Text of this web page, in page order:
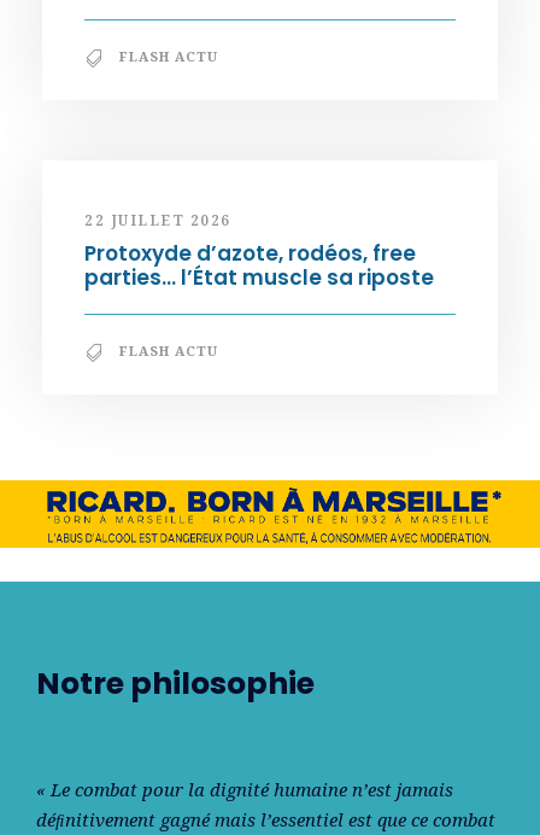
FLASH ACTU
22 JUILLET 2026
Protoxyde d’azote, rodéos, free
parties… l’État muscle sa riposte
FLASH ACTU
Notre philosophie
« Le combat pour la dignité humaine n’est jamais
déﬁnitivement gagné mais l’essentiel est que ce combat